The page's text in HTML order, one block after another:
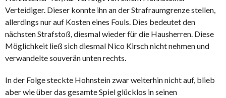
Verteidiger. Dieser konnte ihn an der Strafraumgrenze stellen,
allerdings nur auf Kosten eines Fouls. Dies bedeutet den
nächsten Strafstoß, diesmal wieder für die Hausherren. Diese
Möglichkeit ließ sich diesmal Nico Kirsch nicht nehmen und
verwandelte souverän unten rechts.
In der Folge steckte Hohnstein zwar weiterhin nicht auf, blieb
aber wie über das gesamte Spiel glücklos in seinen